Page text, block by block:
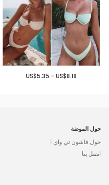
US$5.35 - US$8.18
حول الموضة
حول فاشون تي واي |
اتصل بنا